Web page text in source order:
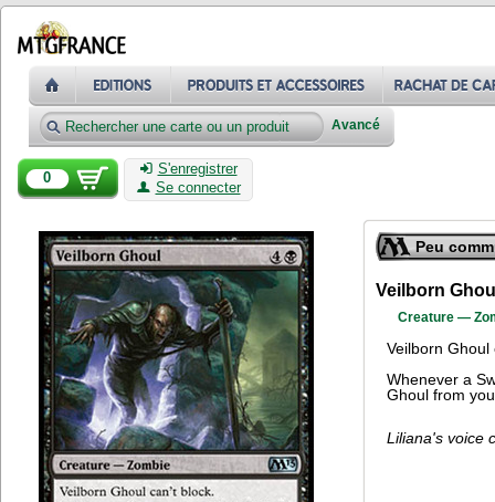
Avancé
0
S'enregistrer
Se connecter
Peu
Veilborn
Creature —
Veilborn Ghoul
Whenever a
Ghoul from
Liliana's voice